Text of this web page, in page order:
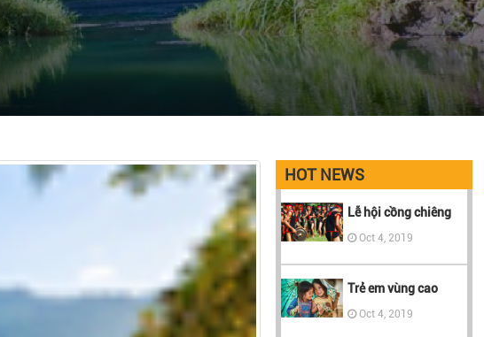
HOT NEWS
Lễ hội cồng chiêng
Oct 4, 2019
Trẻ em vùng cao
Oct 4, 2019